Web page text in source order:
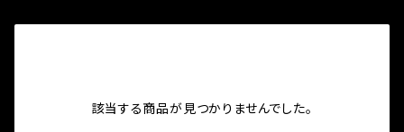
該当する商品が見つかりませんでした。